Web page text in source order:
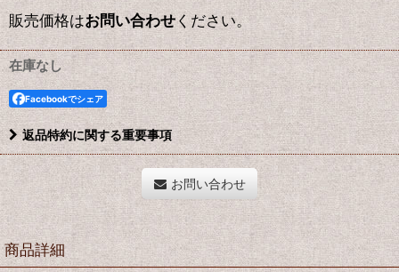
販売価格はお問い合わせください。
在庫なし
Facebookでシェア
返品特約に関する重要事項
お問い合わせ
商品詳細